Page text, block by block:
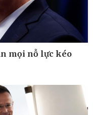
đảo
mọi nỗ lực kéo